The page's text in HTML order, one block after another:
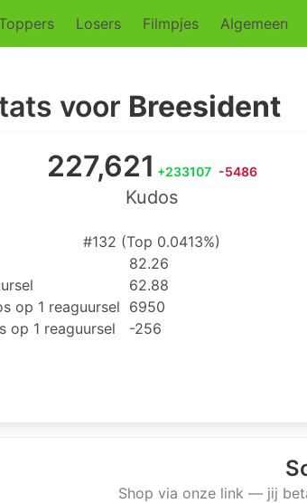
Toppers Losers Filmpjes Algemeen
voor Breesident
227,621 +233107 -5486
Kudos
#132 (Top 0.0413%)
82.26
62.88
op 1 reaguursel 6950
op 1 reaguursel
-256
Shop via onze link — jij